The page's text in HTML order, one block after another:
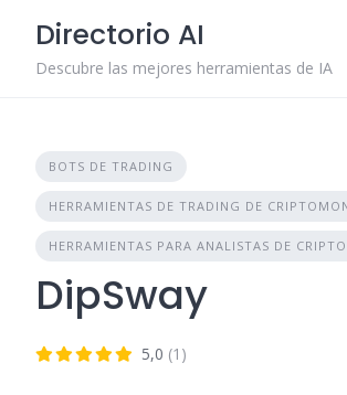
content
Directorio AI
Descubre las mejores herramientas de IA
BOTS DE TRADING
HERRAMIENTAS DE TRADING DE
HERRAMIENTAS PARA ANALISTAS DE
DipSway
5,0 (1)